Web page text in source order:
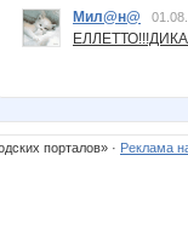
Мил@н@
порталов» · Реклама